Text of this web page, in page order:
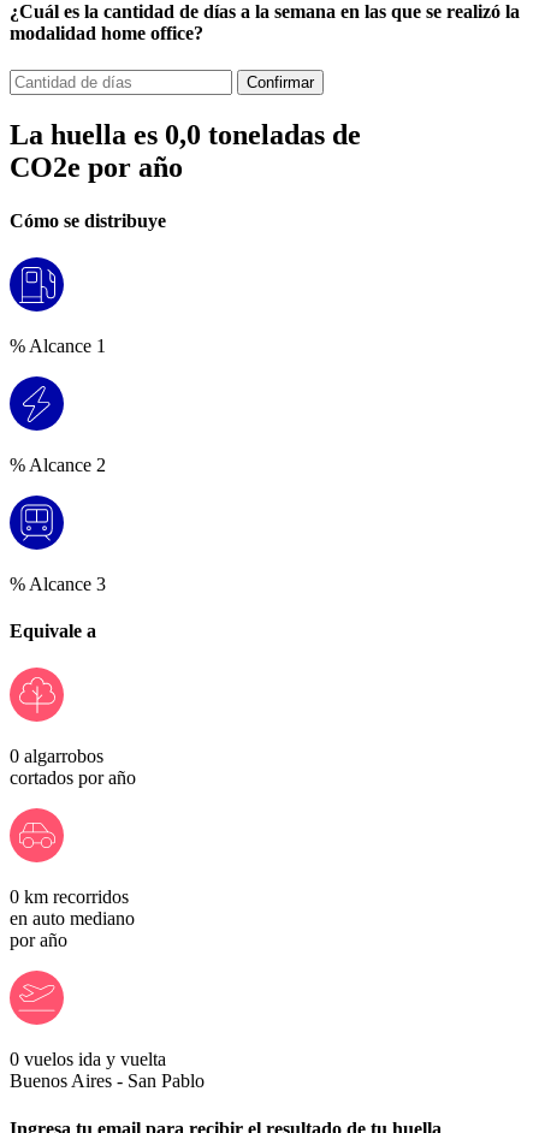
¿Cuál es la cantidad de días a la semana en las que se realizó la
modalidad home office?
Confirmar
La huella es 0,0 toneladas de
CO2e por año
Cómo se distribuye
% Alcance 1
% Alcance 2
% Alcance 3
Equivale a
0 algarrobos
cortados por año
0 km recorridos
en auto mediano
por año
0 vuelos ida y vuelta
Buenos Aires - San Pablo
Ingresa tu email para recibir el resultado de tu huella